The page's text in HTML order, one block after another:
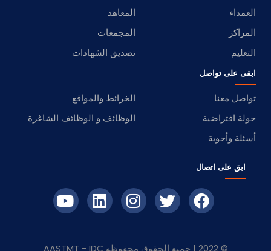
العمداء
المعاهد
المراكز
المجمعات
التعليم
تصديق الشهادات
ابقى على تواصل
تواصل معنا
الخرائط والمواقع
جولة افتراضية
الوظائف و الوظائف الشاغرة
أسئلة وأجوبة
ابق على اتصال
© 2022 | جميع الحقوق محفوظه IDC
- AASTMT